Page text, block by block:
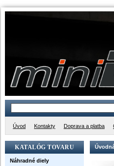
Úvod Kontakty Doprava a platba
KATALÓG TOVARU
Náhradné diely